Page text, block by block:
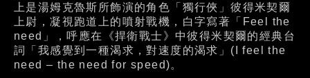
上是湯姆克魯斯所飾演的角色「獨行俠」彼得米契爾
上尉，凝視跑道上的噴射戰機，白字寫著「Feel the
need」，呼應在《捍衛戰士》中彼得米契爾的經典台
詞「我感覺到一種渴求，對速度的渴求」(I feel the
need – the need for speed)。